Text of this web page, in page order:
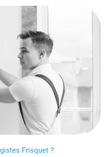
Frisquet ?